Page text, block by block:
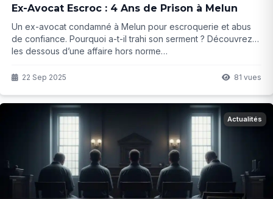
Ex-Avocat Escroc : 4 Ans de Prison à Melun
Un ex-avocat condamné à Melun pour escroquerie et abus
de confiance. Pourquoi a-t-il trahi son serment ? Découvrez
les dessous d’une affaire hors norme…
22 Sep 2025 81 vues
Actualités